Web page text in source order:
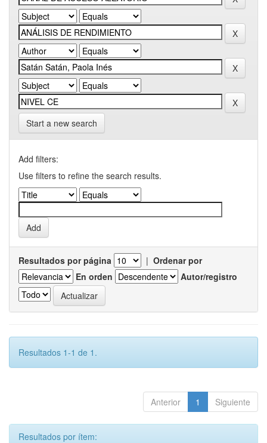
Start a new search
Add filters:
Use filters to refine the search results.
Resultados por página | Ordenar por
En orden
Autor/registro
Resultados 1-1 de 1.
Anterior 1 Siguiente
Resultados por ítem: